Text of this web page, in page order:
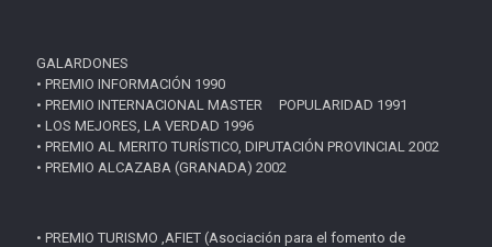
GALARDONES
• PREMIO INFORMACIÓN 1990
• PREMIO INTERNACIONAL MASTER POPULARIDAD 1991
• LOS MEJORES, LA VERDAD 1996
• PREMIO AL MERITO TURÍSTICO, DIPUTACIÓN PROVINCIAL 2002
• PREMIO ALCAZABA (GRANADA) 2002
• PREMIO TURISMO ,AFIET (Asociación para el fomento de